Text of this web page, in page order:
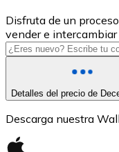
USD Coin
USDC
Disfruta de un
vender e intercambiar
Detalles del precio de
Descarga nuestra